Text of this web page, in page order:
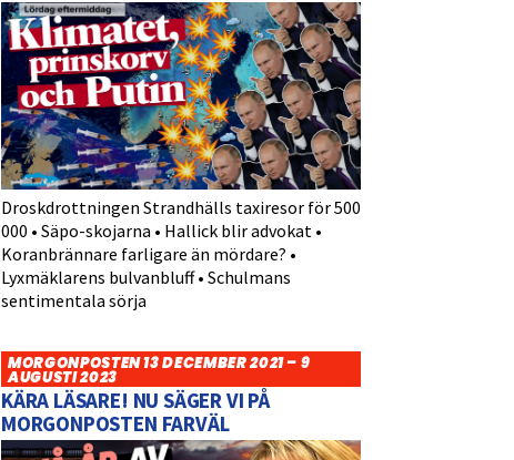
Droskdrottningen Strandhälls taxiresor för 500
000 • Säpo-skojarna • Hallick blir advokat •
Koranbrännare farligare än mördare? •
Lyxmäklarens bulvanbluff • Schulmans
sentimentala sörja
MORGONPOSTEN 13 DECEMBER 2021 – 9
AUGUSTI 2023
KÄRA LÄSARE! NU SÄGER VI PÅ
MORGONPOSTEN FARVÄL